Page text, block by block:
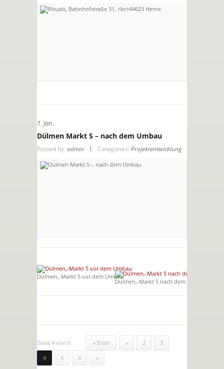
1 Jan.
Dülmen Markt 5 – nach dem Umbau
Posted by: admin Categories: Projektentwicklung
Dülmen,-Markt 5 vor dem Umbau
Dülmen,-Markt 5 nach dem Umbau
Seite 4 von 6 « Erste « 2
3
4
5 6 »